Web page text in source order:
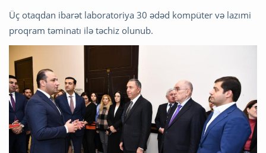
Üç otaqdan ibarət laboratoriya 30 ədəd kompüter və lazımi
proqram təminatı ilə təchiz olunub.